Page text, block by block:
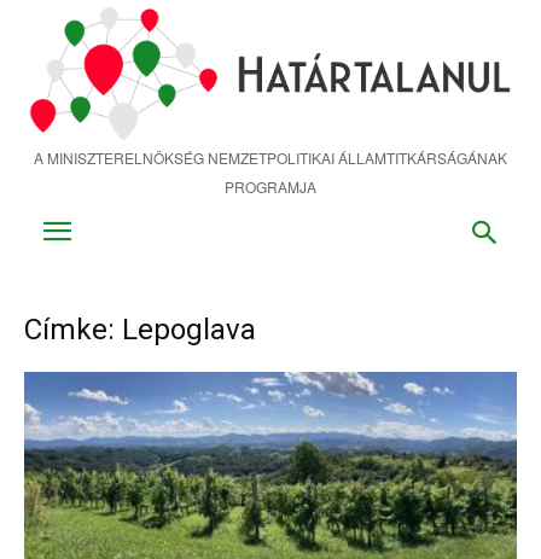
tartalomra
A MINISZTERELNÖKSÉG NEMZETPOLITIKAI ÁLLAMTITKÁRSÁGÁNAK
PROGRAMJA
Címke: Lepoglava